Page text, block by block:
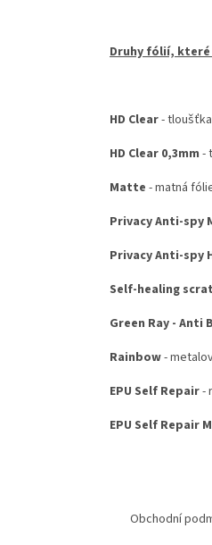
Druhy fólií, které
HD Clear-
HD Clear 0,3mm -
Matte - matná
Privacy Anti-spy
Privacy Anti-spy
Self-healing
Green Ray - Anti
Rainbow-
EPU Self Repair-
EPU Self Repair
Obchodní